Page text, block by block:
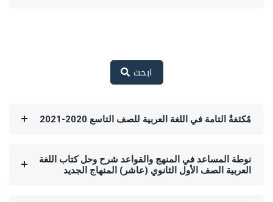
ابحث
مٌكثفةٌ التامة في اللغة العربية للصف التاسع 2020-2021
نوطة المساعد في المنهج والقواعد شرح وحل كتاب اللغة
العربية الصف الأول الثانوي (عاشر) المنهاج الجديد